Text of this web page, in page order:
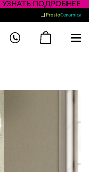
УЗНАТЬ ПОДРОБНЕЕ